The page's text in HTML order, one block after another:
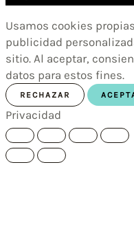
Usamos cookies
publicidad
sitio. Al aceptar,
datos para estos fines.
RECHAZAR
Privacidad